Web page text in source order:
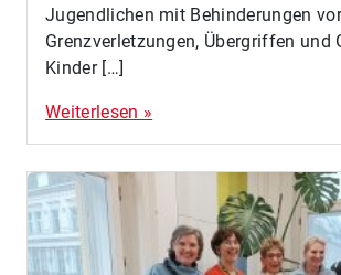
Jugendlichen mit Behinderungen vor
Grenzverletzungen, Übergriffen und
Kinder […]
Weiterlesen »